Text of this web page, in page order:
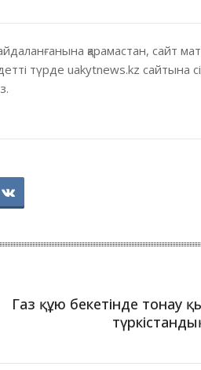
қарамастан, сайт
түрде uakytnews.kz сайтына
Газ құю бекетінде тонау